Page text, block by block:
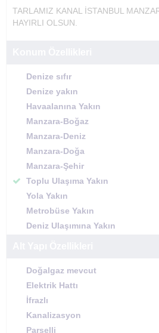
TARLAMIZ KANAL İSTANBUL
HAYIRLI OLSUN.
Denize sıfır
Denize yakın
Havaalanına Yakın
Manzara-Boğaz
Manzara-Deniz
Manzara-Doğa
Manzara-Şehir
Toplu Ulaşıma Yakın
Yola Yakın
Metrobüse Yakın
Deniz Ulaşımına Yakın
Doğalgaz mevcut
Elektrik Hattı
İfrazlı
Kanalizasyon
Parselli